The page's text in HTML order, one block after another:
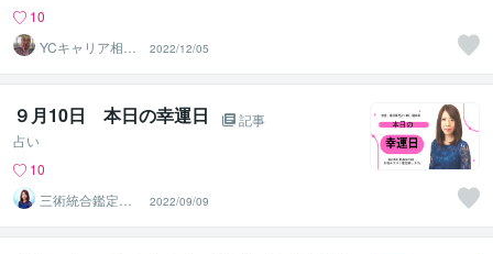
10
YCキャリア相談
2022/12/05
９月10日 本日の幸運日
記事
占い
10
三術統合鑑定
師 優未華
2022/09/09